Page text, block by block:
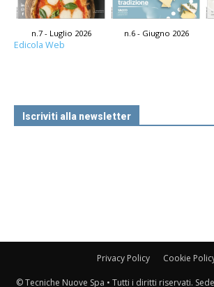
n.7 - Luglio 2026 n.6 - Giugno 2026
Edicola Web
Iscriviti alla newsletter
Privacy Policy Cookie
© Tecniche Nuove Spa • Tutti i diritti riservati.